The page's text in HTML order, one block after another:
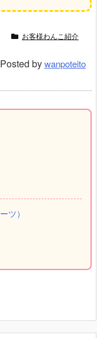
お客様わんこ紹介
Posted bywanpoteito
ツ）